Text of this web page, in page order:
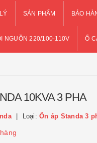
SẢN PHẨM BẢO
NGUỒN 220/100-110V Ổ
10KVA 3 PHA
Loại: Ổn áp Standa 3